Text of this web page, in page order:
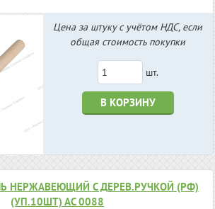
Цена за штуку с учётом НДС, если
общая стоимость покупки
шт.
В КОРЗИНУ
НЕРЖАВЕЮЩИЙ С ДЕРЕВ.РУЧКОЙ (РФ)
(УП.10ШТ) АС 0088